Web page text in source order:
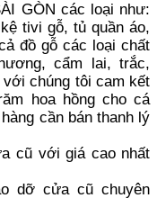
GÒN các loại như:
tivi gỗ, tủ quần áo,
đồ gỗ các loại chất
cẩm lai, trắc,
chúng tôi cam kết
hoa hồng cho cá
cần bán thanh lý
cũ với giá cao nhất
dỡ cửa cũ chuyên